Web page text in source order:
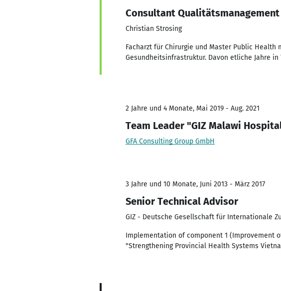
Consultant
Christian Strosing
Facharzt für Chirurgie und Master Public Health
Gesundheitsinfrastruktur. Davon etliche Jahre in
2 Jahre und 4 Monate, Mai 2019 - Aug. 2021
Team Leader "GIZ Malawi
GFA Consulting Group GmbH
3 Jahre und 10 Monate, Juni 2013 - März 2017
Senior Technical Advisor
GIZ - Deutsche Gesellschaft für Internationale
Implementation of component 1 (Improvement
"Strengthening Provincial Health Systems